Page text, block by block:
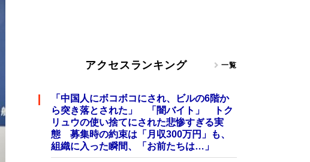
アクセスランキング 一覧
「中国人にボコボコにされ、ビルの6階か
ら突き落とされた」 「闇バイト」 トク
リュウの使い捨てにされた悲惨すぎる実
態 募集時の約束は「月収300万円」も、
組織に入った瞬間、「お前たちは…」